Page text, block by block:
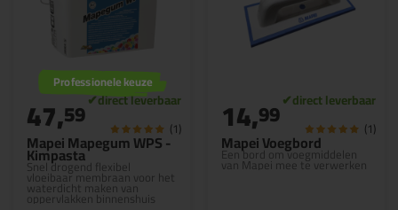
Mapei Mapegum WPS -
Kimpasta
Snel drogend flexibel
vloeibaar membraan voor het
waterdicht maken van
oppervlakken binnenshuis
Professionele keuze
47,59 (1)
Mapei Voegbord
Een bord om voegmiddelen
van Mapei mee te verwerken
14,99 (1)